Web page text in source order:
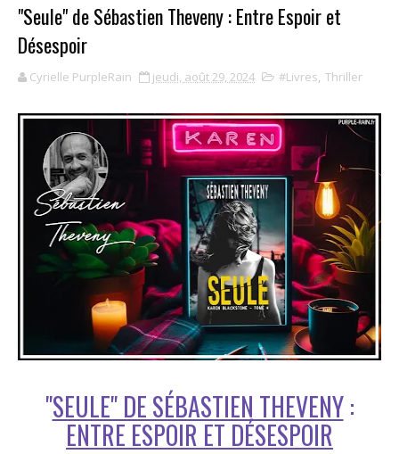
"Seule" de Sébastien Theveny : Entre Espoir et
Désespoir
Cyrielle PurpleRain jeudi, août 29, 2024 #Livres, Thriller
"SEULE" DE SÉBASTIEN THEVENY:
ENTRE ESPOIR ET DÉSESPOIR